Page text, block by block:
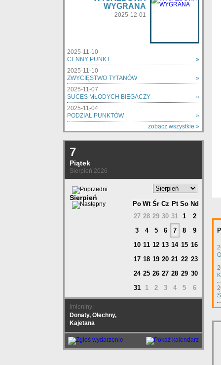
WYGRANA
2025-12-01
2025-11-10
CENNY PUNKT
»
2025-11-10
ZWYCIĘSTWO TYTANÓW
»
2025-11-07
SUCES MŁODYCH BIEGACZY
»
2025-11-04
PODZIAŁ PUNKTÓW
»
zobacz wszystkie »
7
Piątek
Sierpień 2026
Sierpień
Po Wt Śr Cz Pt So Nd
27 28 29 30 31 1
2
3
4 5 6 7 8
9
10 11 12 13 14 15 16
17 18 19 20 21 22 23
24 25 26 27 28 29 30
31
1 2 3 4 5 6
imieniny:
Donaty, Olechny,
Kajetana